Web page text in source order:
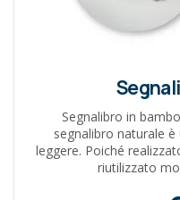
Segnalibro in
segnalibro naturale
leggere. Poiché
riutilizzato